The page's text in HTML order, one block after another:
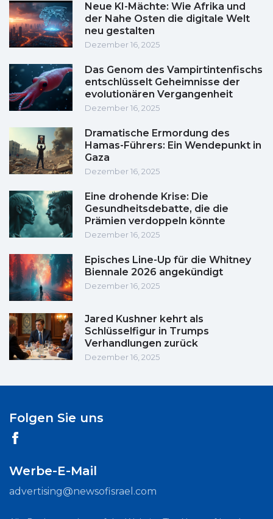
Neue KI-Mächte: Wie Afrika und
der Nahe Osten die digitale Welt
neu gestalten
Dezember 16, 2025
Das Genom des Vampirtintenfischs
entschlüsselt Geheimnisse der
evolutionären Vergangenheit
Dezember 16, 2025
Dramatische Ermordung des
Hamas-Führers: Ein Wendepunkt in
Gaza
Dezember 16, 2025
Eine drohende Krise: Die
Gesundheitsdebatte, die die
Prämien verdoppeln könnte
Dezember 16, 2025
Episches Line-Up für die Whitney
Biennale 2026 angekündigt
Dezember 16, 2025
Jared Kushner kehrt als
Schlüsselfigur in Trumps
Verhandlungen zurück
Dezember 16, 2025
Folgen Sie uns
Werbe-E-Mail
advertising@newsofisrael.com